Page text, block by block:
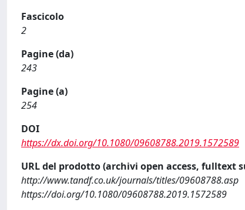
Fascicolo
2
Pagine (da)
243
Pagine (a)
254
DOI
https://dx.doi.org/10.1080/09608788.2019.1572589
URL del prodotto (archivi open access, fulltext
http://www.tandf.co.uk/journals/titles/09608788.asp
https://doi.org/10.1080/09608788.2019.1572589